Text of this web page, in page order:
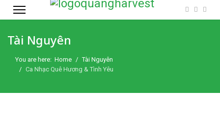
Tài Nguyên
You are here: Home
Tài Nguyên
Ca Nhạc Quê Hương & Tình Yêu